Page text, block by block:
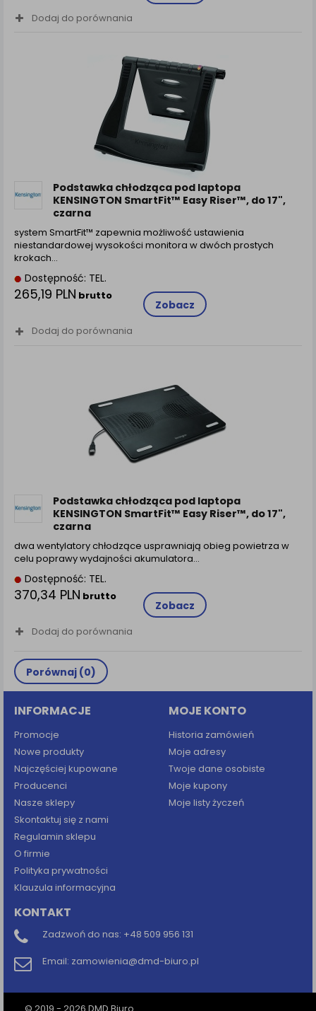
Dodaj do porównania
Podstawka chłodząca pod laptopa
KENSINGTON SmartFit™ Easy Riser™, do 17",
czarna
system SmartFit™ zapewnia możliwość ustawienia
niestandardowej wysokości monitora w dwóch prostych
krokach…
Dostępność: TEL.
265,19 PLN brutto
Zobacz
Dodaj do porównania
Podstawka chłodząca pod laptopa
KENSINGTON SmartFit™ Easy Riser™, do 17",
czarna
dwa wentylatory chłodzące usprawniają obieg powietrza w
celu poprawy wydajności akumulatora…
Dostępność: TEL.
370,34 PLN brutto
Zobacz
Dodaj do porównania
Porównaj (0)
INFORMACJE
Promocje
Nowe produkty
Najczęściej kupowane
Producenci
Nasze sklepy
Skontaktuj się z nami
Regulamin sklepu
O firmie
Polityka prywatności
Klauzula informacyjna
MOJE KONTO
Historia zamówień
Moje adresy
Twoje dane osobiste
Moje kupony
Moje listy życzeń
KONTAKT
Zadzwoń do nas: +48 509 956 131
Email: zamowienia@dmd-biuro.pl